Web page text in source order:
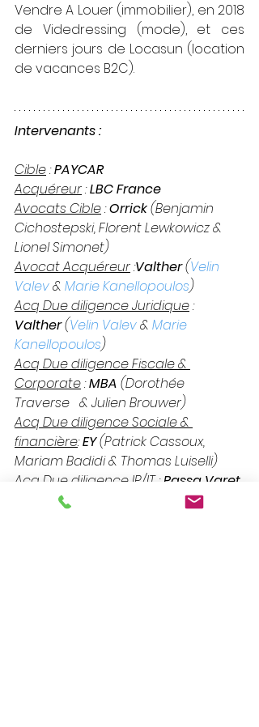
Vendre A Louer (immobilier), en 2018
de Videdressing (mode), et ces
derniers jours de Locasun (location
de vacances B2C).
Intervenants :
Cible : PAYCAR
Acquéreur : LBC France
Avocats Cible : Orrick (Benjamin
Cichostepski, Florent Lewkowicz &
Lionel Simonet)
Avocat Acquéreur :Valther (Velin
Valev & Marie Kanellopoulos)
Acq Due diligence Juridique :
Valther (Velin Valev & Marie
Kanellopoulos)
Acq Due diligence Fiscale &
Corporate : MBA (Dorothée
Traverse   & Julien Brouwer)
Acq Due diligence Sociale &
financière: EY (Patrick Cassoux,
Mariam Badidi & Thomas Luiselli)
Acq Due diligence IP/IT : Passa Varet
Avocats (Vincent Varet   & Camille